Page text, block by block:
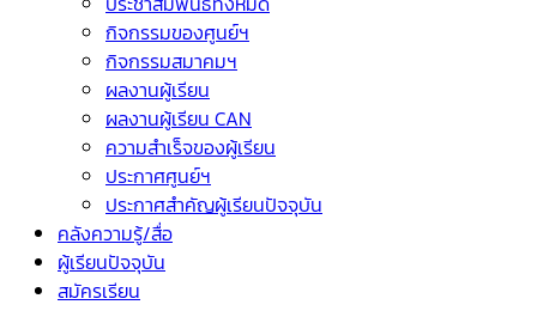
กิจกรรมของศูนย์ฯ
กิจกรรมสมาคมฯ
ผลงานผู้เรียน
ผลงานผู้เรียน CAN
ความสำเร็จของผู้เรียน
ประกาศศูนย์ฯ
ประกาศสำคัญผู้เรียนปัจจุบัน
คลังความรู้/สื่อ
ผู้เรียนปัจจุบัน
สมัครเรียน